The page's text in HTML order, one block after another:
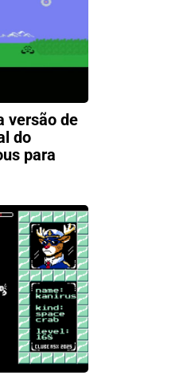
versão de
do
para